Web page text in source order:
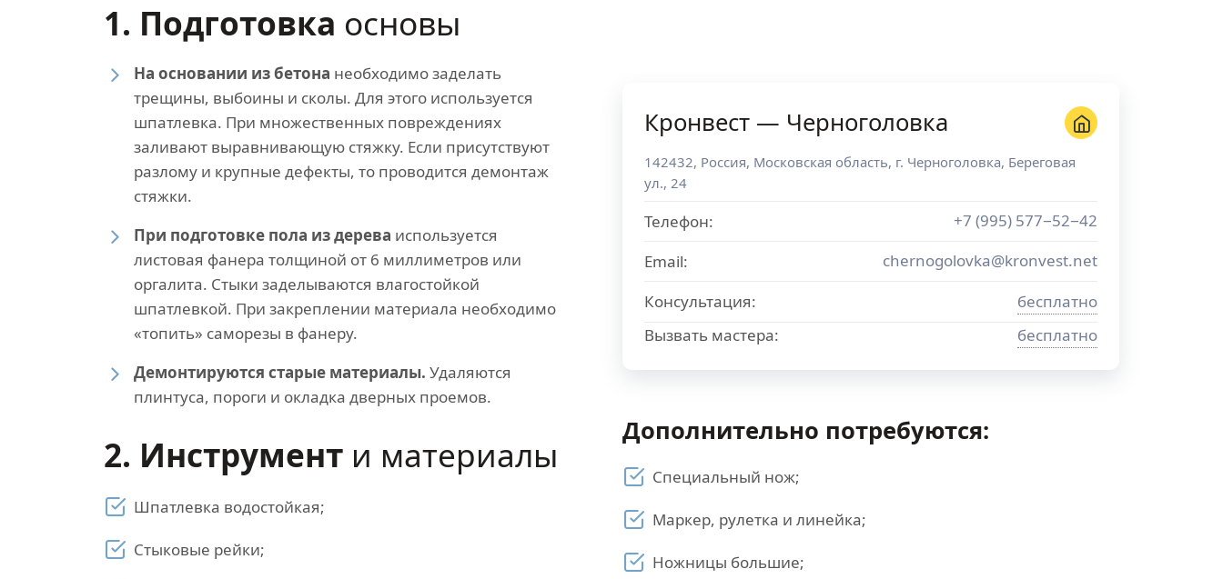
1. Подготовка основы
На основании из бетона необходимо заделать
трещины, выбоины и сколы. Для этого используется
шпатлевка. При множественных повреждениях
заливают выравнивающую стяжку. Если присутствуют
разлому и крупные дефекты, то проводится демонтаж
стяжки.
При подготовке пола из дерева используется
листовая фанера толщиной от 6 миллиметров или
оргалита. Стыки заделываются влагостойкой
шпатлевкой. При закреплении материала необходимо
«топить» саморезы в фанеру.
Демонтируются старые материалы. Удаляются
плинтуса, пороги и окладка дверных проемов.
2. Инструмент и материалы
Шпатлевка водостойкая;
Стыковые рейки;
Кронвест — Черноголовка
142432, Россия, Московская область, г. Черноголовка, Береговая
ул., 24
Телефон:
+7 (995) 577−52−42
Email:
chernogolovka@kronvest.net
Консультация:
бесплатно
Вызвать мастера:
бесплатно
Дополнительно потребуются:
Специальный нож;
Маркер, рулетка и линейка;
Ножницы большие;